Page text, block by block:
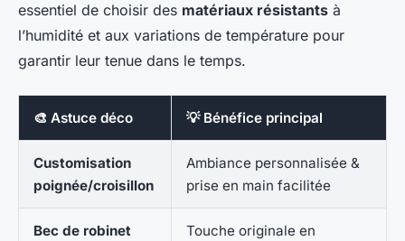
essentiel de choisir des matériaux résistants à
l’humidité et aux variations de température pour
garantir leur tenue dans le temps.
🎨 Astuce déco 💡 Bénéfice principal
Customisation
poignée/croisillon
Ambiance personnalisée &
prise en main facilitée
Bec de robinet
Touche originale en